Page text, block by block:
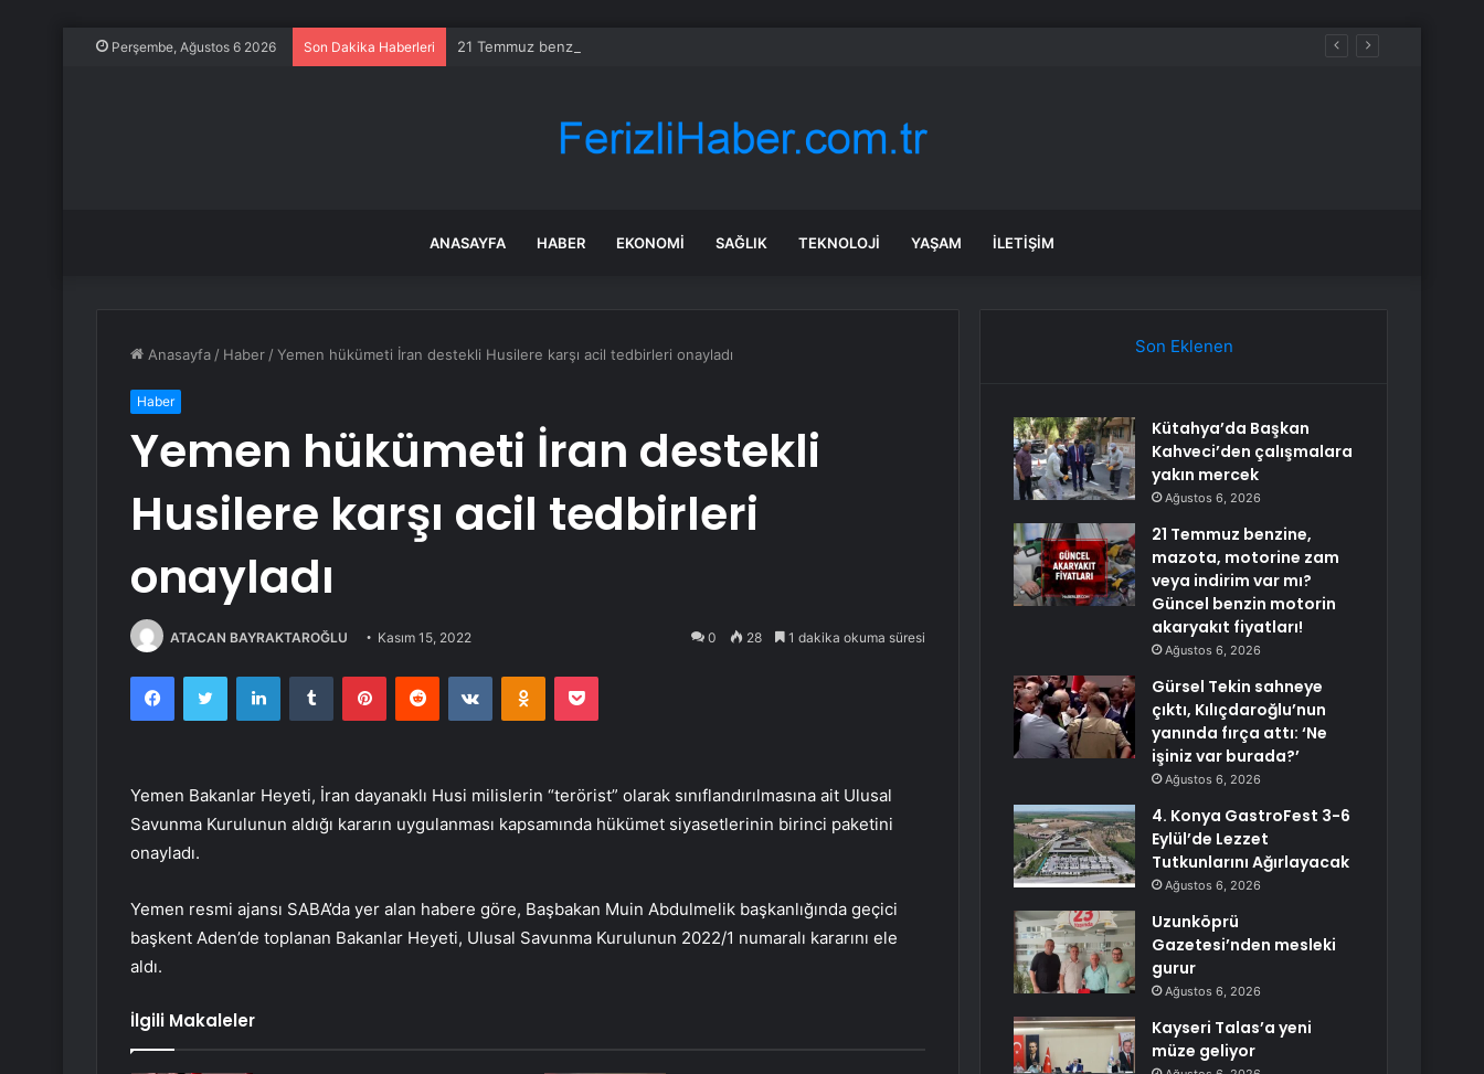
Perşembe, Ağustos 6 2026 Son Dakika Haberleri 21 Temmuz benzine, mazota, motorine zam veya indirim var mı? Güncel benzin motorin akaryakıt fiyatları!
ANASAYFA HABER EKONOMI SAĞLIK TEKNOLOJI YAŞAM İLETIŞIM
Anasayfa / Haber /Yemen hükümeti İran destekli Husilere karşı acil tedbirleri onayladı
Haber
Yemen hükümeti İran destekli
Husilere karşı acil tedbirleri
onayladı
ATACAN BAYRAKTAROĞLU Kasım 15, 2022 0 28 1 dakika okuma süresi
FacebookTwitter LinkedInTumblr PinterestReddit VKontakteOdnoklassniki
Pocket
Yemen Bakanlar Heyeti, İran dayanaklı Husi milislerin “terörist” olarak sınıflandırılmasına ait Ulusal
Savunma Kurulunun aldığı kararın uygulanması kapsamında hükümet siyasetlerinin birinci paketini
onayladı.
Yemen resmi ajansı SABA’da yer alan habere göre, Başbakan Muin Abdulmelik başkanlığında geçici
başkent Aden’de toplanan Bakanlar Heyeti, Ulusal Savunma Kurulunun 2022/1 numaralı kararını ele
aldı.
İlgili Makaleler
Son Eklenen
Kütahya’da Başkan
Kahveci’den çalışmalara
yakın mercek
Ağustos 6, 2026
21 Temmuz benzine,
mazota, motorine zam
veya indirim var mı?
Güncel benzin motorin
akaryakıt fiyatları!
Ağustos 6, 2026
Gürsel Tekin sahneye
çıktı, Kılıçdaroğlu’nun
yanında fırça attı: ‘Ne
işiniz var burada?’
Ağustos 6, 2026
4. Konya GastroFest 3-6
Eylül’de Lezzet
Tutkunlarını Ağırlayacak
Ağustos 6, 2026
Uzunköprü
Gazetesi’nden mesleki
gurur
Ağustos 6, 2026
Kayseri Talas’a yeni
müze geliyor